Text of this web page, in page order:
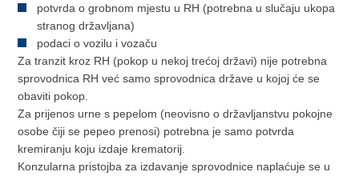
potvrda o grobnom mjestu u RH (potrebna u slučaju ukopa
stranog državljana)
podaci o vozilu i vozaču
Za tranzit kroz RH (pokop u nekoj trećoj državi) nije potrebna
sprovodnica RH već samo sprovodnica države u kojoj će se
obaviti pokop.
Za prijenos urne s pepelom (neovisno o državljanstvu pokojne
osobe čiji se pepeo prenosi) potrebna je samo potvrda
kremiranju koju izdaje krematorij.
Konzularna pristojba za izdavanje sprovodnice naplaćuje se u